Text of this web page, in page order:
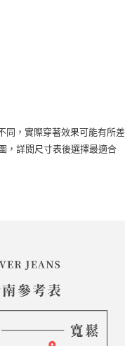
同，實際穿著效果可能有所差
，詳閱尺寸表後選擇最適合